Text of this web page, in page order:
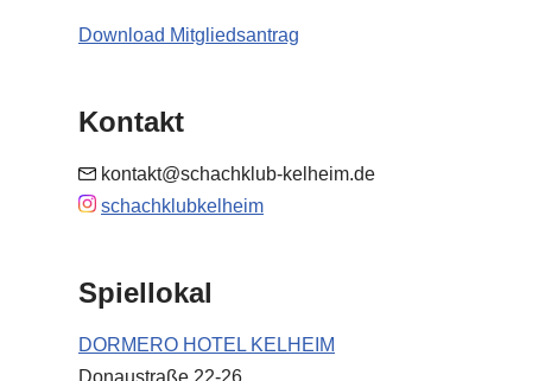
Download Mitgliedsantrag
Kontakt
kontakt@schachklub-kelheim.de
schachklubkelheim
Spiellokal
DORMERO HOTEL KELHEIM
Donaustraße 22-26